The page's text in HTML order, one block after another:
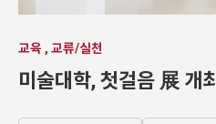
교육 , 교류/실천
미술대학, 첫걸음 展 개최